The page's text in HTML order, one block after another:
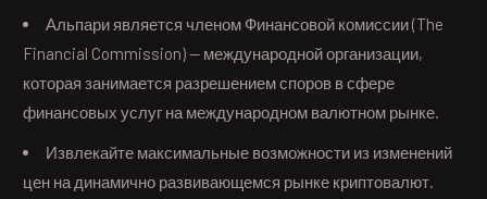
Альпари является членом Финансовой комиссии (The
Financial Commission) — международной организации,
которая занимается разрешением споров в сфере
финансовых услуг на международном валютном рынке.
Извлекайте максимальные возможности из изменений
цен на динамично развивающемся рынке криптовалют.